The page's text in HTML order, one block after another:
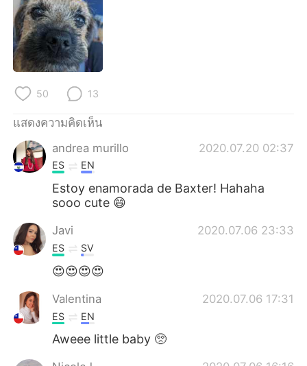
Deutsch
한국어
Indonesia
Português
50 13
แสดงความคิดเห็น
andrea murillo
2020.07.20 02:37
ES EN
Estoy enamorada de Baxter! Hahaha
sooo cute 😄
Javi 2020.07.06 23:33
ES SV
😍😍😍😍
Valentina 2020.07.06 17:31
ES EN
Aweee little baby 🥺